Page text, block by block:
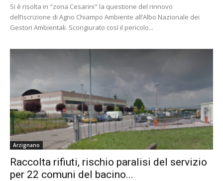
Si è risolta in "zona Cesarini" la questione del rinnovo
dell’iscrizione di Agno Chiampo Ambiente all’Albo Nazionale dei
Gestori Ambientali. Scongiurato così il pericolo...
Arzignano
Raccolta rifiuti, rischio paralisi del servizio
per 22 comuni del bacino...